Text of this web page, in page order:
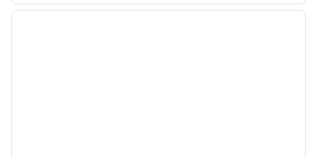
1 من 12
الصورة